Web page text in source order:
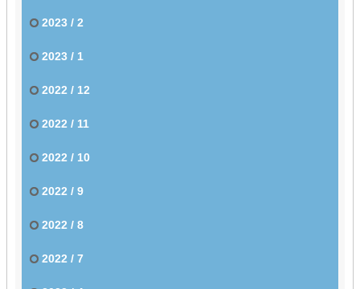
2023 / 2
2023 / 1
2022 / 12
2022 / 11
2022 / 10
2022 / 9
2022 / 8
2022 / 7